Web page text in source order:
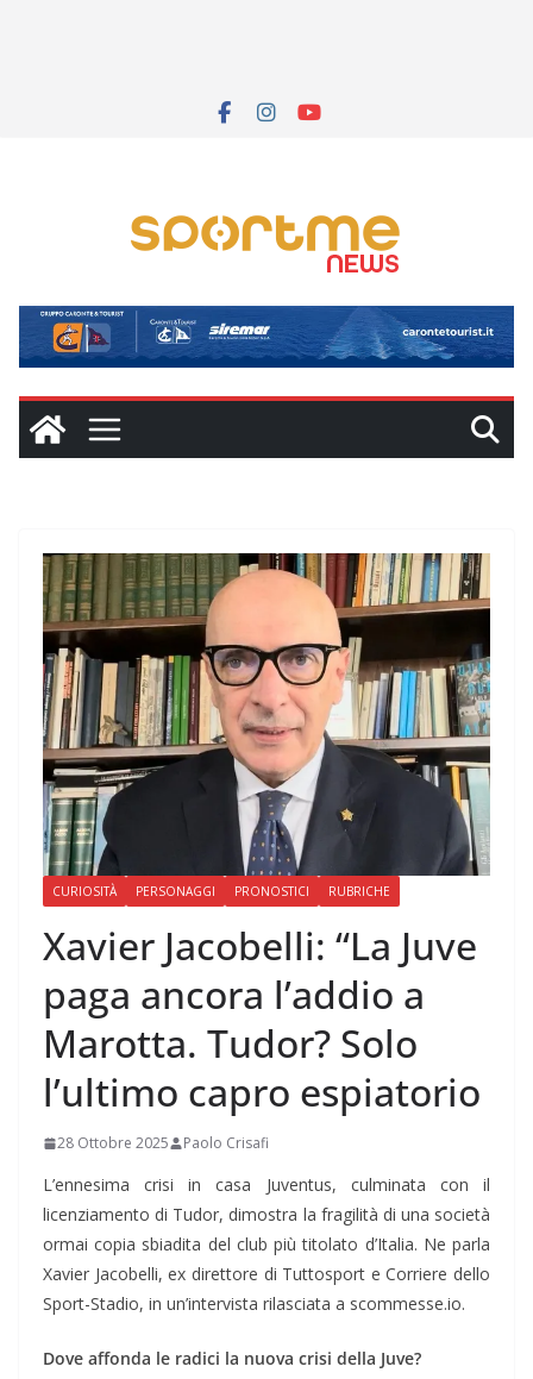
CURIOSITÀ PERSONAGGI PRONOSTICI RUBRICHE
Xavier Jacobelli: “La Juve
paga ancora l’addio a
Marotta. Tudor? Solo
l’ultimo capro espiatorio
28 Ottobre 2025 Paolo Crisafi
L’ennesima crisi in casa Juventus, culminata con il
licenziamento di Tudor, dimostra la fragilità di una società
ormai copia sbiadita del club più titolato d’Italia. Ne parla
Xavier Jacobelli, ex direttore di Tuttosport e Corriere dello
Sport-Stadio, in un’intervista rilasciata a scommesse.io.
Dove affonda le radici la nuova crisi della Juve?